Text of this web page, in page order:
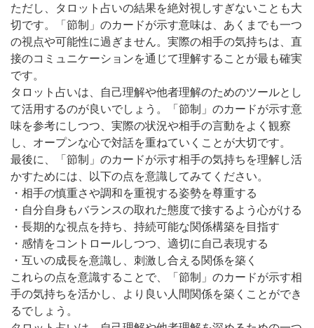
ただし、タロット占いの結果を絶対視しすぎないことも大
切です。「節制」のカードが示す意味は、あくまでも一つ
の視点や可能性に過ぎません。実際の相手の気持ちは、直
接のコミュニケーションを通じて理解することが最も確実
です。
タロット占いは、自己理解や他者理解のためのツールとし
て活用するのが良いでしょう。「節制」のカードが示す意
味を参考にしつつ、実際の状況や相手の言動をよく観察
し、オープンな心で対話を重ねていくことが大切です。
最後に、「節制」のカードが示す相手の気持ちを理解し活
かすためには、以下の点を意識してみてください。
・相手の慎重さや調和を重視する姿勢を尊重する
・自分自身もバランスの取れた態度で接するよう心がける
・長期的な視点を持ち、持続可能な関係構築を目指す
・感情をコントロールしつつ、適切に自己表現する
・互いの成長を意識し、刺激し合える関係を築く
これらの点を意識することで、「節制」のカードが示す相
手の気持ちを活かし、より良い人間関係を築くことができ
るでしょう。